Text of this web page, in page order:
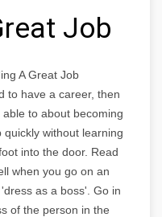
Job
A Great Job
to have a career, then
to about becoming
without learning
into the door. Read
when you go on an
as a boss'. Go in
of the person in the